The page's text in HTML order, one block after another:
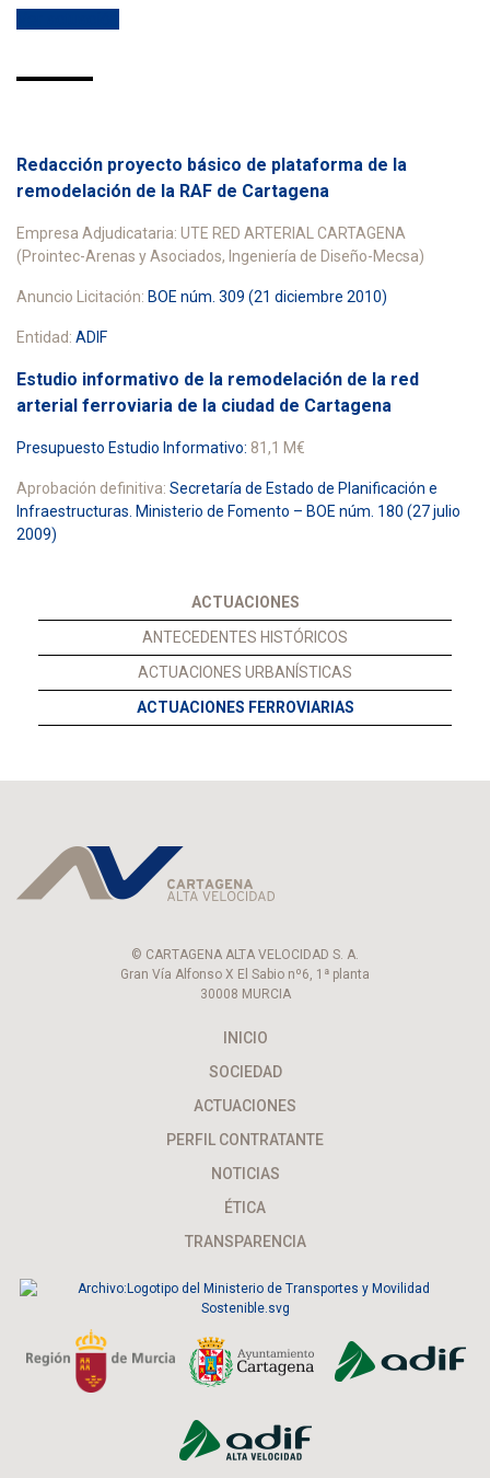
Redacción proyecto básico de plataforma de la
remodelación de la RAF de Cartagena
Empresa Adjudicataria: UTE RED ARTERIAL CARTAGENA
(Prointec-Arenas y Asociados, Ingeniería de Diseño-Mecsa)
Anuncio Licitación: BOE núm. 309 (21 diciembre 2010)
Entidad: ADIF
Estudio informativo de la remodelación de la red
arterial ferroviaria de la ciudad de Cartagena
Presupuesto Estudio Informativo: 81,1 M€
Aprobación definitiva: Secretaría de Estado de Planificación e
Infraestructuras. Ministerio de Fomento – BOE núm. 180 (27 julio
2009)
ACTUACIONES
ANTECEDENTES HISTÓRICOS
ACTUACIONES URBANÍSTICAS
ACTUACIONES FERROVIARIAS
© CARTAGENA ALTA VELOCIDAD S. A.
Gran Vía Alfonso X El Sabio nº6, 1ª planta
30008 MURCIA
INICIO
SOCIEDAD
ACTUACIONES
PERFIL CONTRATANTE
NOTICIAS
ÉTICA
TRANSPARENCIA